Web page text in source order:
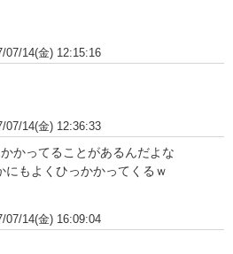
07/14(金) 12:15:16
07/14(金) 12:36:33
かってることがあるんだよな
もよくひっかかってくるｗ
07/14(金) 16:09:04